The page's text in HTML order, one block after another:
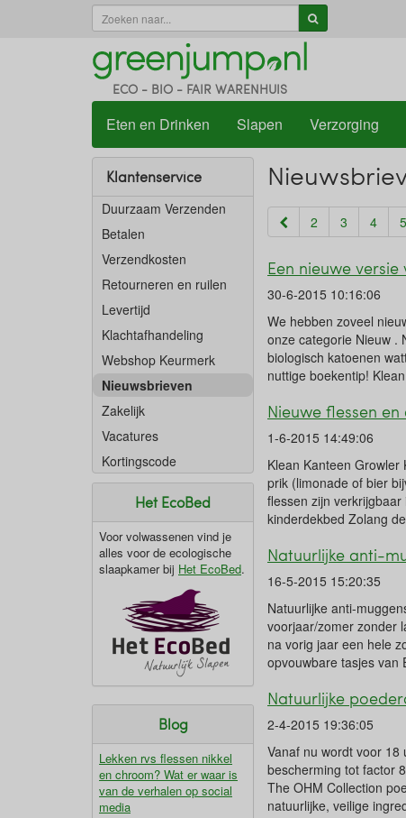
ECO - BIO - FAIR WARENHUIS
Eten en Drinken Slapen Verzorging
Klantenservice
Duurzaam Verzenden
Betalen
Verzendkosten
Retourneren en ruilen
Levertijd
Klachtafhandeling
Webshop Keurmerk
Nieuwsbrieven
Zakelijk
Vacatures
Kortingscode
Het EcoBed
Voor volwassenen vind je
alles voor de ecologische
slaapkamer bij Het EcoBed.
Blog
Lekken rvs flessen nikkel
en chroom? Wat er waar is
van de verhalen op social
media
2 3 4 5
Een nieuwe
30-6-2015 10:16:06
We hebben zoveel
onze categorie Nieuw .
biologisch katoenen
nuttige boekentip!
Nieuwe flessen
1-6-2015 14:49:06
Klean Kanteen
prik (limonade of bier
flessen zijn
kinderdekbed Zolang
Natuurlijke anti-
16-5-2015 15:20:35
Natuurlijke anti-
voorjaar/zomer zonder
na vorig jaar een hele
opvouwbare tasjes van
Natuurlijke
2-4-2015 19:36:05
Vanaf nu wordt voor
bescherming tot factor
The OHM Collection
natuurlijke, veilige